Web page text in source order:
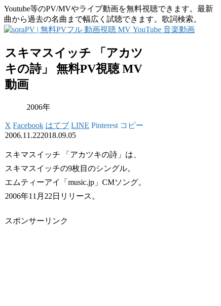
Youtube等のPV/MVやライブ動画を無料視聴できます。最新
曲から過去の名曲まで幅広く試聴できます。歌詞検索。
スキマスイッチ 「アカツ
キの詩」 無料PV視聴 MV
動画
2006年
X Facebook はてブ LINE Pinterest コピー
2006.11.222018.09.05
スキマスイッチ 「アカツキの詩」は、
スキマスイッチの9枚目のシングル。
エムティーアイ「music.jp」CMソング。
2006年11月22日リリース。
スポンサーリンク